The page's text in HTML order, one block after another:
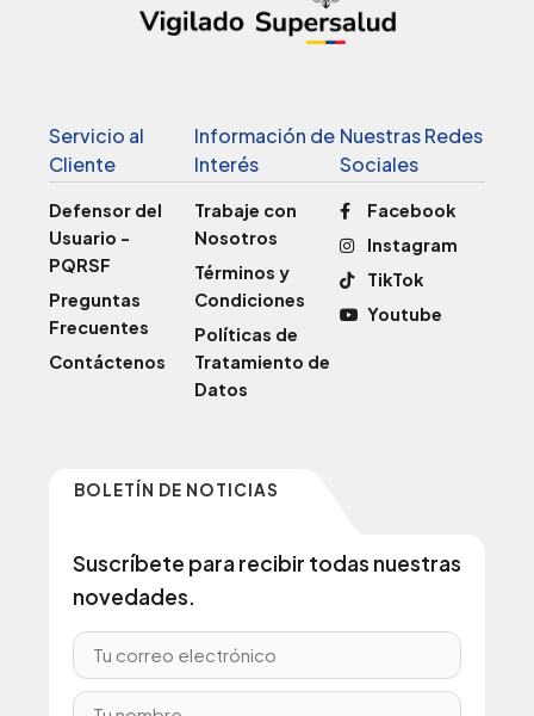
Servicio al
Cliente
Defensor del
Usuario -
PQRSF
Preguntas
Frecuentes
Contáctenos
Información de
Interés
Trabaje con
Nosotros
Términos y
Condiciones
Políticas de
Tratamiento de
Datos
Nuestras Redes
Sociales
Facebook
Instagram
TikTok
Youtube
BOLETÍN DE NOTICIAS
Suscríbete para recibir todas nuestras
novedades.